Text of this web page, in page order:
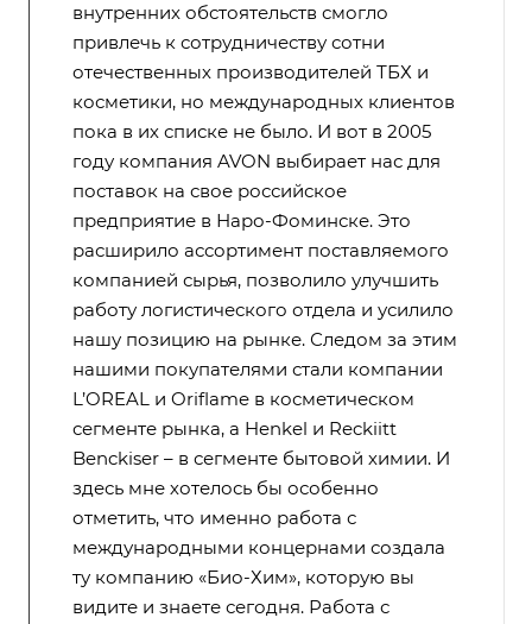
внутренних обстоятельств смогло
привлечь к сотрудничеству сотни
отечественных производителей ТБХ и
косметики, но международных клиентов
пока в их списке не было. И вот в 2005
году компания AVON выбирает нас для
поставок на свое российское
предприятие в Наро-Фоминске. Это
расширило ассортимент поставляемого
компанией сырья, позволило улучшить
работу логистического отдела и усилило
нашу позицию на рынке. Следом за этим
нашими покупателями стали компании
L’OREAL и Oriflame в косметическом
сегменте рынка, а Henkel и Reckiitt
Benckiser – в сегменте бытовой химии. И
здесь мне хотелось бы особенно
отметить, что именно работа с
международными концернами создала
ту компанию «Био-Хим», которую вы
видите и знаете сегодня. Работа с